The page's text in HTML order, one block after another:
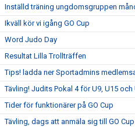
Inställd träning ungdomsgruppen
Ikväll kör vi igång GO Cup
Word Judo Day
Resultat Lilla Trollträffen
Tips! ladda ner Sportadmins
Tävling! Judits Pokal 4 för U9, U15 och
Tider för funktionärer på GO Cup
Tävling, dags att anmäla sig till GO